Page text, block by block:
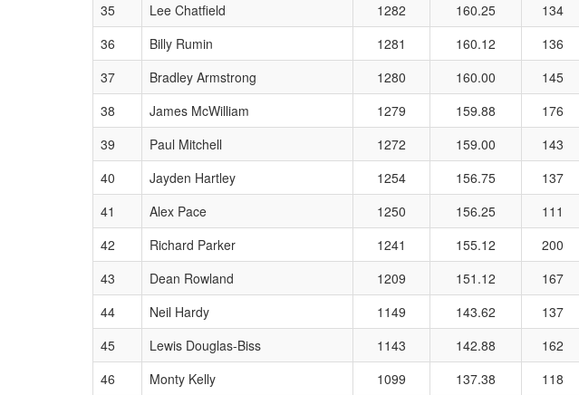
35
Lee Chatfield 1282 160.25 134
36
Billy Rumin 1281 160.12 136
37
Bradley Armstrong 1280 160.00 145
38
James McWilliam 1279 159.88 176
39
Paul Mitchell 1272 159.00 143
40
Jayden Hartley 1254 156.75 137
41
Alex Pace 1250 156.25 111
42
Richard Parker 1241 155.12 200
43
Dean Rowland 1209 151.12 167
44
Neil Hardy 1149 143.62 137
45
Lewis Douglas-Biss 1143 142.88 162
46
Monty Kelly 1099 137.38 118